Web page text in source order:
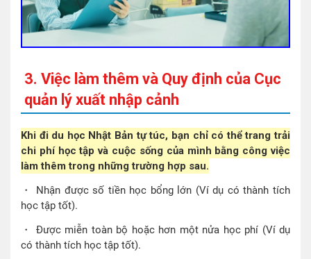
3. Việc làm thêm và Quy định của Cục
quản lý xuất nhập cảnh
Khi đi du học Nhật Bản tự túc, bạn chỉ có thể trang trải
chi phí học tập và cuộc sống của mình bằng công việc
làm thêm trong những trường hợp sau.
・ Nhận được số tiền học bổng lớn (Ví dụ có thành tích
học tập tốt).
・ Được miễn toàn bộ hoặc hơn một nửa học phí (Ví dụ
có thành tích học tập tốt).